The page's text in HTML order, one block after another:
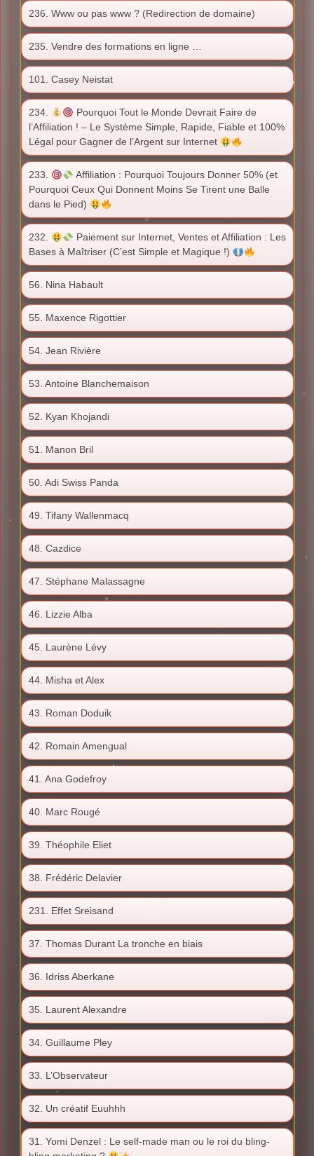
236. Www ou pas www ? (Redirection de domaine)
235. Vendre des formations en ligne …
101. Casey Neistat
234.
Pourquoi Tout le Monde Devrait Faire de
l’Affiliation ! – Le Système Simple, Rapide, Fiable et 100%
Légal pour Gagner de l’Argent sur Internet
233.
Affiliation : Pourquoi Toujours Donner 50% (et
Pourquoi Ceux Qui Donnent Moins Se Tirent une Balle
dans le Pied)
232.
Paiement sur Internet, Ventes et Affiliation : Les
Bases à Maîtriser (C’est Simple et Magique !)
56. Nina Habault
55. Maxence Rigottier
54. Jean Rivière
53. Antoine Blanchemaison
52. Kyan Khojandi
51. Manon Bril
50. Adi Swiss Panda
49. Tifany Wallenmacq
48. Cazdice
47. Stéphane Malassagne
46. Lizzie Alba
45. Laurène Lévy
44. Misha et Alex
43. Roman Doduik
42. Romain Amengual
41. Ana Godefroy
40. Marc Rougé
39. Théophile Eliet
38. Frédéric Delavier
231. Effet Sreisand
37. Thomas Durant La tronche en biais
36. Idriss Aberkane
35. Laurent Alexandre
34. Guillaume Pley
33. L’Observateur
32. Un créatif Euuhhh
31. Yomi Denzel : Le self-made man ou le roi du bling-